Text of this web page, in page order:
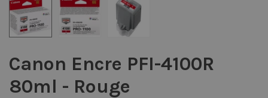
Canon Encre PFI-4100R
80ml - Rouge